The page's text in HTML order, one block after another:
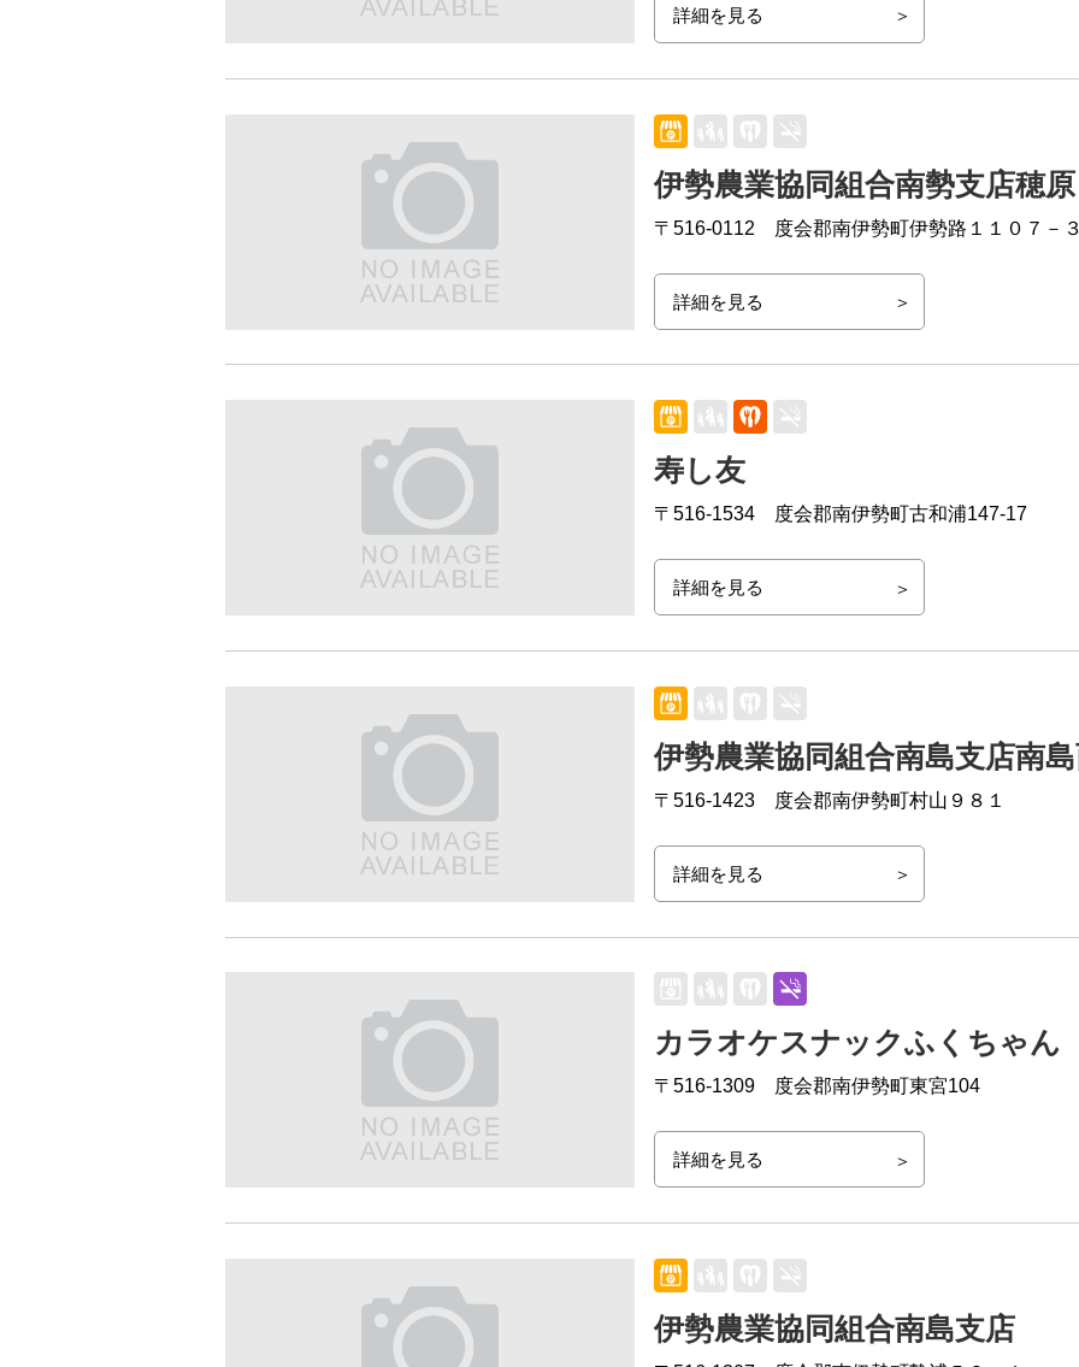
詳細を見る
伊勢農業協同組合南勢支店穂原
〒516-0112 度会郡南伊勢町伊勢路１１０７－
詳細を見る
寿し友
〒516-1534 度会郡南伊勢町古和浦147-17
詳細を見る
伊勢農業協同組合南島支店南
〒516-1423 度会郡南伊勢町村山９８１
詳細を見る
カラオケスナックふくちゃん
〒516-1309 度会郡南伊勢町東宮104
詳細を見る
伊勢農業協同組合南島支店